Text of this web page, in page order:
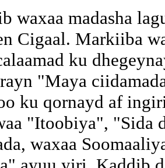
waxaa madasha
Cigaal. Markiiba
ku
"Maya
ku qornayd af
"Itoobiya", "Sida
waxaa